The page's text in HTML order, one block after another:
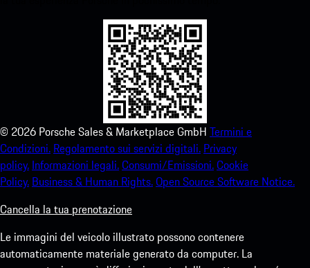
© 2026 Porsche Sales & Marketplace GmbH Termini e
Condizioni. Regolamento sui servizi digitali. Privacy
policy. Informazioni legali.Consumi/Emissioni.Cookie
Policy. Business & Human Rights.Open Source Software Notice.
Cancella la tua prenotazione
Le immagini del veicolo illustrato possono contenere
automaticamente materiale generato da computer. La